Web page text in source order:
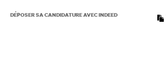
DÉPOSER SA CANDIDATURE AVEC INDEED